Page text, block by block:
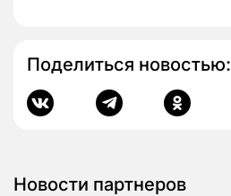
Поделиться новостью:
Новости партнеров